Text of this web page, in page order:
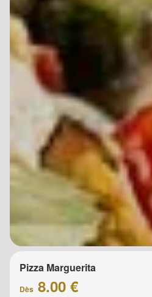
Pizza Marguerita
Dès 8.00 €